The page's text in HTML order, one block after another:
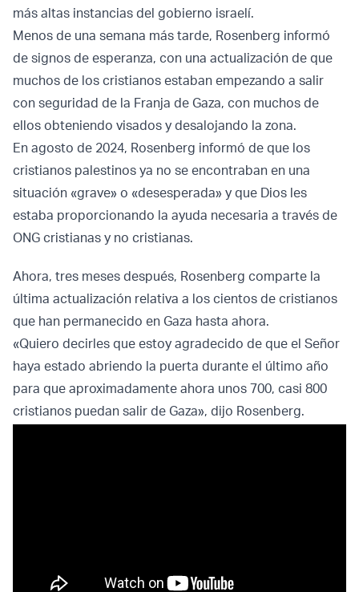
más altas instancias del gobierno israelí.
Menos de una semana más tarde, Rosenberg informó
de signos de esperanza, con una actualización de que
muchos de los cristianos estaban empezando a salir
con seguridad de la Franja de Gaza, con muchos de
ellos obteniendo visados y desalojando la zona.
En agosto de 2024, Rosenberg informó de que los
cristianos palestinos ya no se encontraban en una
situación «grave» o «desesperada» y que Dios les
estaba proporcionando la ayuda necesaria a través de
ONG cristianas y no cristianas.
Ahora, tres meses después, Rosenberg comparte la
última actualización relativa a los cientos de cristianos
que han permanecido en Gaza hasta ahora.
«Quiero decirles que estoy agradecido de que el Señor
haya estado abriendo la puerta durante el último año
para que aproximadamente ahora unos 700, casi 800
cristianos puedan salir de Gaza», dijo Rosenberg.